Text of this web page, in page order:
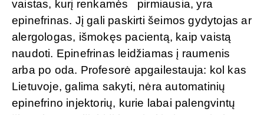
vaistas, kurį renkamės pirmiausia, yra
epinefrinas. Jį gali paskirti šeimos gydytojas ar
alergologas, išmokęs pacientą, kaip vaistą
naudoti. Epinefrinas leidžiamas į raumenis
arba po oda. Profesorė apgailestauja: kol kas
Lietuvoje, galima sakyti, nėra automatinių
epinefrino injektorių, kurie labai palengvintų